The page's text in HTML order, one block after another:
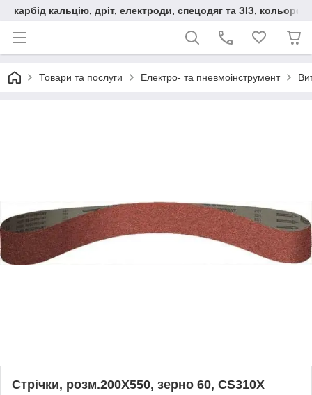
карбід кальцію, дріт, електроди, спецодяг та ЗІЗ,
Товари та послуги Електро- та пневмоінструмент
Стрічки, розм.200X550, зерно 60, CS310X